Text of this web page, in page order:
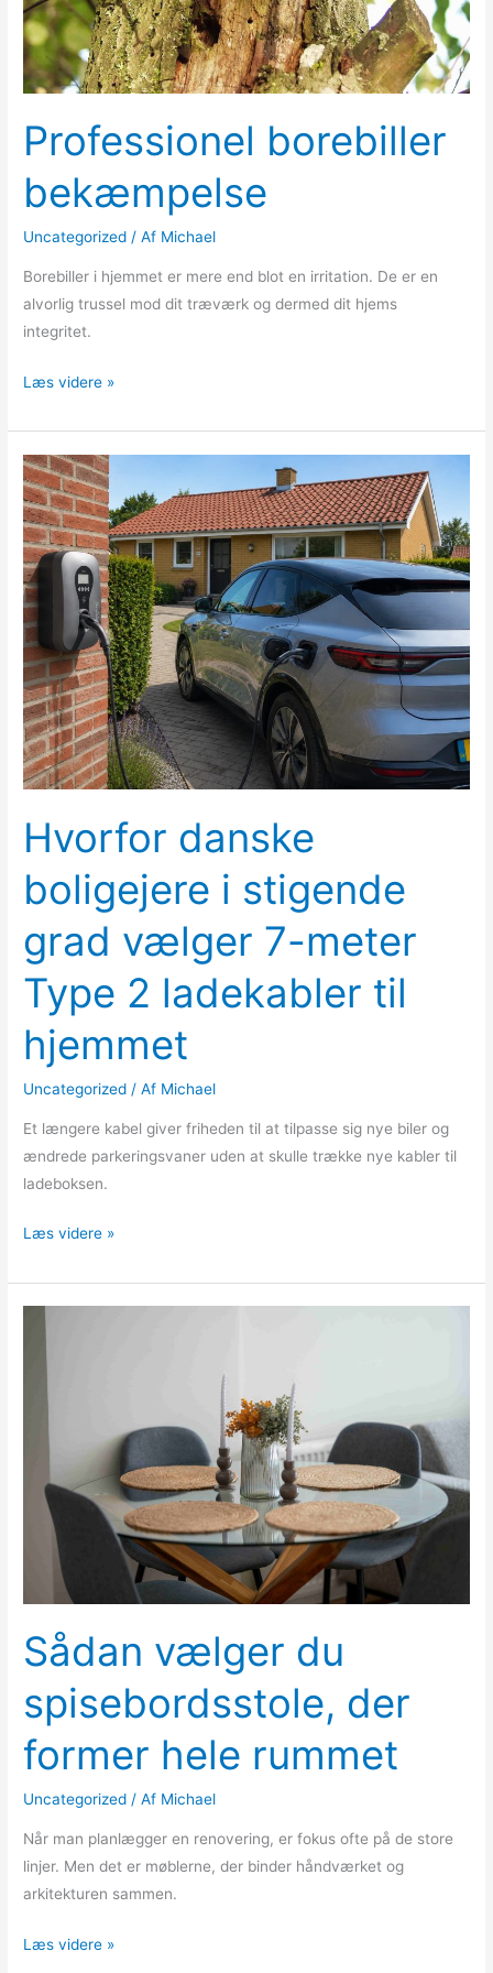
Professionel borebiller
bekæmpelse
Uncategorized / Af Michael
Borebiller i hjemmet er mere end blot en irritation. De er en
alvorlig trussel mod dit træværk og dermed dit hjems
integritet.
Læs videre »
Hvorfor danske
boligejere i stigende
grad vælger 7-meter
Type 2 ladekabler til
hjemmet
Uncategorized / Af Michael
Et længere kabel giver friheden til at tilpasse sig nye biler og
ændrede parkeringsvaner uden at skulle trække nye kabler til
ladeboksen.
Hvorfor
danske
boligejere
i
stigende
grad
vælger
7-
meter
Type
2
ladekabler
hjemmet
Læs videre »
Sådan vælger du
spisebordsstole, der
former hele rummet
Uncategorized / Af Michael
Når man planlægger en renovering, er fokus ofte på de store
linjer. Men det er møblerne, der binder håndværket og
arkitekturen sammen.
spisebordsstole,
hele
rummet
Læs videre »